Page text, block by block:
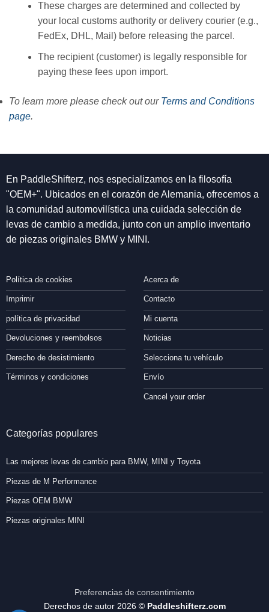
These charges are determined and collected by
your local customs authority or delivery courier (e.g.,
FedEx, DHL, Mail) before releasing the parcel.
The recipient (customer) is legally responsible for
paying these fees upon import.
To learn more please check out our Terms and Conditions
page.
En PaddleShifterz, nos especializamos en la filosofía
"OEM+". Ubicados en el corazón de Alemania, ofrecemos a
la comunidad automovilística una cuidada selección de
levas de cambio a medida, junto con un amplio inventario
de piezas originales BMW y MINI.
Política de cookies
Imprimir
política de privacidad
Devoluciones y reembolsos
Derecho de desistimiento
Términos y condiciones
Acerca de
Contacto
Mi cuenta
Noticias
Selecciona tu vehículo
Envío
Cancel your order
Categorías populares
Las mejores levas de cambio para BMW, MINI y Toyota
Piezas de M Performance
Piezas OEM BMW
Piezas originales MINI
Preferencias de consentimiento
Derechos de autor 2026 © Paddleshifterz.com